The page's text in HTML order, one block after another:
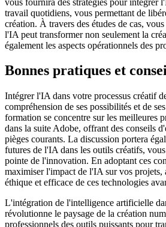
travail quotidiens, vous permettant de
création. À travers des études de cas,
l'IA peut transformer non seulement la
également les aspects opérationnels des
Bonnes pratiques et
Intégrer l'IA dans votre processus créatif
compréhension de ses possibilités et de
formation se concentre sur les meilleures
dans la suite Adobe, offrant des conseils
pièges courants. La discussion portera
futures de l'IA dans les outils créatifs,
pointe de l'innovation. En adoptant ces
maximiser l'impact de l'IA sur vos projets,
éthique et efficace de ces technologies
L'intégration de l'intelligence artificielle
révolutionne le paysage de la création
professionnels des outils puissants pour